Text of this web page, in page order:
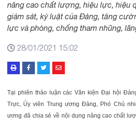
nâng cao chất lượng, hiệu lực, hiệu
giám sát, kỷ luật của Đảng, tăng
lực và phòng, chống tham nhũng,
28/01/2021 15:02
Tại phiên thảo luận các Văn kiện Đại hội
Trực, Ủy viên Trung ương Đảng, Phó Chủ
ương đã chia sẻ về nội dung nâng cao chất